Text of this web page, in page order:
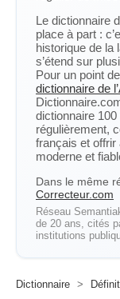
Le dictionnaire
place à part :
historique de la
s’étend sur
Pour un point
dictionnaire de
dictionnaire
régulièrement,
français et offrir
moderne et
Dans le même
Correcteur.com
Réseau
de 20 ans, cités
institutions
Dictionnaire >